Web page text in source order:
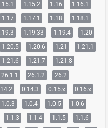
1.15.2 1.16
1.16.1
1.17 1.17.1 1.18
1.18.1
1.19.33 1.19.4
1.20
1.20.5 1.20.6 1.21
1.21.1
1.21.6 1.21.7
1.21.8
26.1.1 26.1.2 26.2
0.14.3 0.15.x
0.16.x
1.0.3 1.0.4 1.0.5
1.0.6
1.1.3 1.1.4 1.1.5
1.1.6